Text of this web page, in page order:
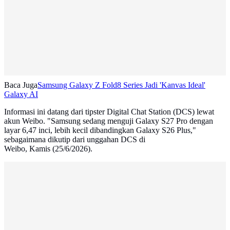
Baca JugaSamsung Galaxy Z Fold8 Series Jadi 'Kanvas Ideal'
Galaxy AI
Informasi ini datang dari tipster Digital Chat Station (DCS) lewat
akun Weibo. "Samsung sedang menguji Galaxy S27 Pro dengan
layar 6,47 inci, lebih kecil dibandingkan Galaxy S26 Plus,"
sebagaimana dikutip dari unggahan DCS di
Weibo, Kamis (25/6/2026).